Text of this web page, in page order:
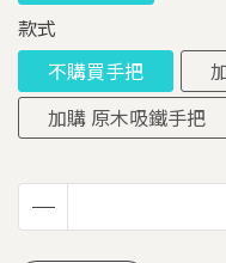
款式
不購買手把
加購 原木吸鐵手把